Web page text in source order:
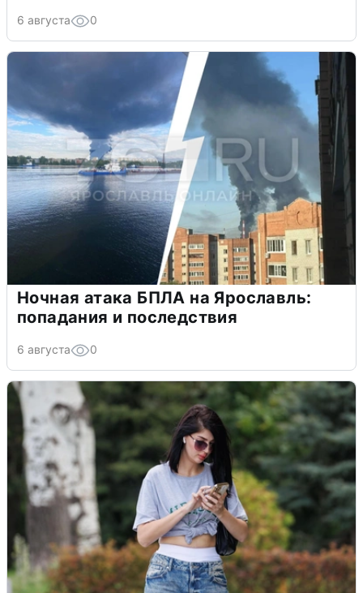
6 августа 0
Ночная атака БПЛА на Ярославль:
попадания и последствия
6 августа 0